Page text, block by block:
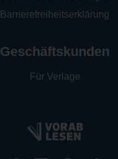
Barrierefreiheitserklärung
Geschäftskunden
Für Verlage